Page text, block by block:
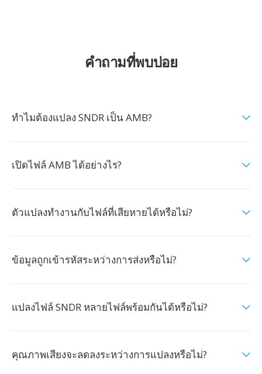
คำถามที่พบบ่อย
ทำไมต้องแปลง SNDR เป็น AMB?
เปิดไฟล์ AMB ได้อย่างไร?
ตัวแปลงทำงานกับไฟล์ที่เสียหายได้หรือไม่?
ข้อมูลถูกเข้ารหัสระหว่างการส่งหรือไม่?
แปลงไฟล์ SNDR หลายไฟล์พร้อมกันได้หรือไม่?
คุณภาพเสียงจะลดลงระหว่างการแปลงหรือไม่?